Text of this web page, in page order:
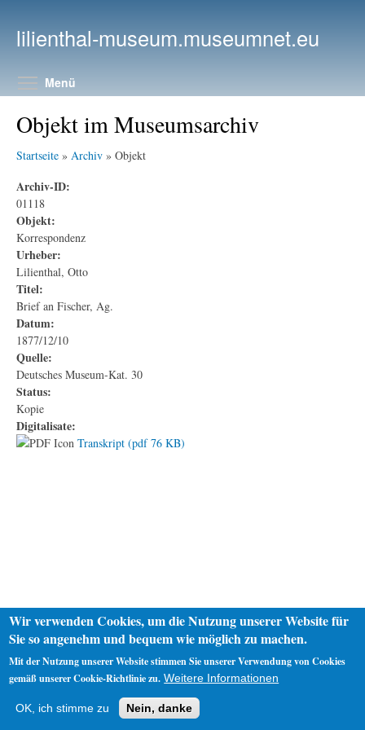
lilienthal-museum.museumnet.eu
Menü
Objekt im Museumsarchiv
Startseite » Archiv » Objekt
Archiv-ID:
01118
Objekt:
Korrespondenz
Urheber:
Lilienthal, Otto
Titel:
Brief an Fischer, Ag.
Datum:
1877/12/10
Quelle:
Deutsches Museum-Kat. 30
Status:
Kopie
Digitalisate:
Transkript (pdf 76 KB)
Impressum
Wir verwenden Cookies, um die Nutzung unserer Website für
Sie so angenehm und bequem wie möglich zu machen.
Mit der Nutzung unserer Website stimmen Sie unserer Verwendung von Cookies
gemäß unserer Cookie-Richtlinie zu. Weitere Informationen
OK, ich stimme zu Nein, danke